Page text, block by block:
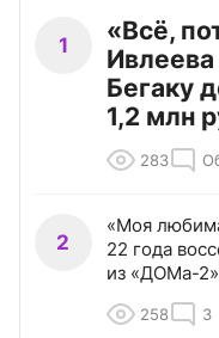
1
«Всё,
Бегаку
1,2 млн
283
2
«Моя
22 года
из «ДОМа-2»
258 3